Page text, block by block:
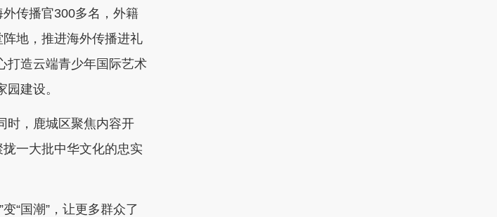
传播官300多名，外籍
地，推进海外传播进礼
打造云端青少年国际艺术
建设。
时，鹿城区聚焦内容开
一大批中华文化的忠实
“国潮”，让更多群众了